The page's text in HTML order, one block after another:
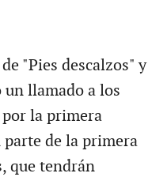
"Pies descalzos" y
un llamado a los
la primera
de la primera
que tendrán